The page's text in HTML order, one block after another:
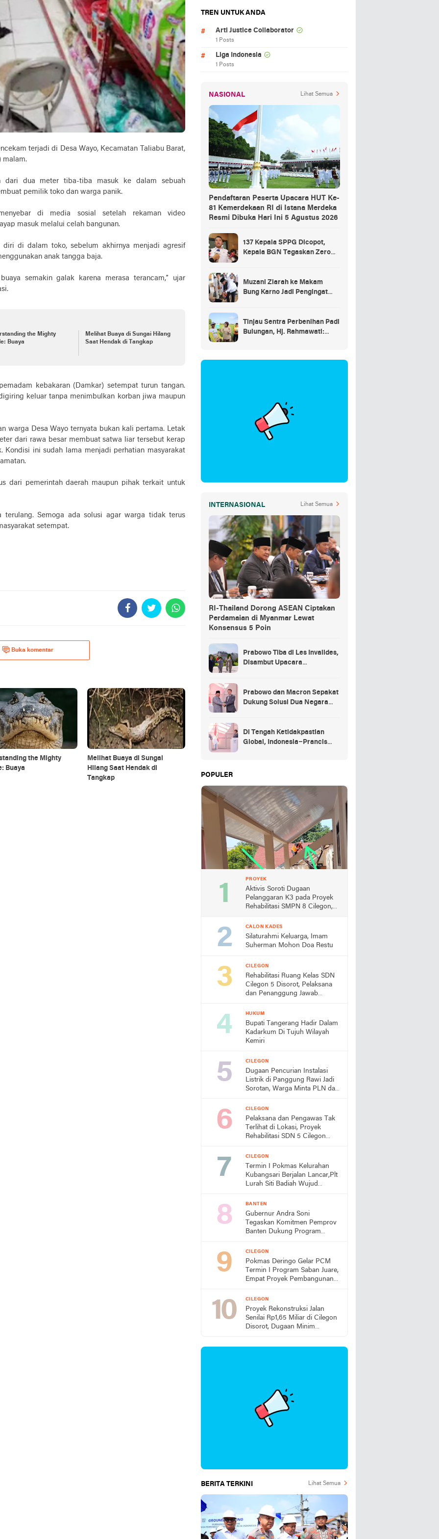
terjadi di Desa Wayo, Kecamatan Taliabu Barat,
malam.
dari dua meter tiba-tiba masuk ke dalam sebuah
pemilik toko dan warga panik.
di media sosial setelah rekaman video
masuk melalui celah bangunan.
di dalam toko, sebelum akhirnya menjadi agresif
anak tangga baja.
semakin galak karena merasa terancam,” ujar
the Mighty
Buaya
Melihat Buaya di Sungai Hilang
Saat Hendak di Tangkap
kebakaran (Damkar) setempat turun tangan.
keluar tanpa menimbulkan korban jiwa maupun
warga Desa Wayo ternyata bukan kali pertama. Letak
dari rawa besar membuat satwa liar tersebut kerap
Kondisi ini sudah lama menjadi perhatian masyarakat
dari pemerintah daerah maupun pihak terkait untuk
terulang. Semoga ada solusi agar warga tidak terus
setempat.
Buka komentar
the Mighty
Buaya
Melihat Buaya di Sungai
Hilang Saat Hendak di
Tangkap
TREN UNTUK ANDA
Arti Justice Collaborator
1 Posts
Liga Indonesia
1 Posts
NASIONAL Lihat Semua
Pendaftaran Peserta Upacara HUT Ke-
81 Kemerdekaan RI di Istana Merdeka
Resmi Dibuka Hari Ini 5 Agustus 2026
137 Kepala SPPG Dicopot,
Kepala BGN Tegaskan Zero
Muzani Ziarah ke Makam
Bung Karno Jadi Pengingat
Tinjau Sentra Perbenihan Padi
Bulungan, Hj. Rahmawati:
INTERNASIONAL Lihat Semua
RI-Thailand Dorong ASEAN Ciptakan
Perdamaian di Myanmar Lewat
Konsensus 5 Poin
Prabowo Tiba di Les Invalides,
Disambut Upacara
Prabowo dan Macron Sepakat
Dukung Solusi Dua Negara
Di Tengah Ketidakpastian
Global, Indonesia–Prancis
POPULER
PROYEK
Aktivis Soroti Dugaan
Pelanggaran K3 pada Proyek
Rehabilitasi SMPN 8 Cilegon,
CALON KADES
Silaturahmi Keluarga, Imam
Suherman Mohon Doa Restu
CILEGON
Rehabilitasi Ruang Kelas SDN
Cilegon 5 Disorot, Pelaksana
dan Penanggung Jawab
Berada di Lokasi
HUKUM
Bupati Tangerang Hadir Dalam
Kadarkum Di Tujuh Wilayah
Kemiri
CILEGON
Dugaan Pencurian Instalasi
Listrik di Panggung Rawi Jadi
Sorotan, Warga Minta PLN dan
CILEGON
Pelaksana dan Pengawas Tak
Terlihat di Lokasi, Proyek
Rehabilitasi SDN 5 Cilegon
Turun Tangan
CILEGON
Termin I Pokmas Kelurahan
Kubangsari Berjalan Lancar,Plt
Lurah Siti Badiah Wujud
Lingkungan
BANTEN
Gubernur Andra Soni
Tegaskan Komitmen Pemprov
Banten Dukung Program
CILEGON
Pokmas Deringo Gelar PCM
Termin I Program Saban Juare,
Empat Proyek Pembangunan
CILEGON
Proyek Rekonstruksi Jalan
Senilai Rp1,65 Miliar di Cilegon
Disorot, Dugaan Minim
BERITA TERKINI Lihat Semua